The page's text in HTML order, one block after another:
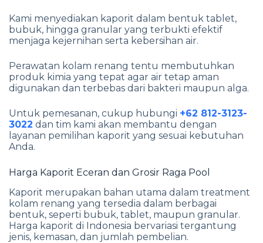
Kami menyediakan kaporit dalam bentuk tablet,
bubuk, hingga granular yang terbukti efektif
menjaga kejernihan serta kebersihan air.
Perawatan kolam renang tentu membutuhkan
produk kimia yang tepat agar air tetap aman
digunakan dan terbebas dari bakteri maupun alga.
Untuk pemesanan, cukup hubungi +62 812-3123-
3022 dan tim kami akan membantu dengan
layanan pemilihan kaporit yang sesuai kebutuhan
Anda.
Harga Kaporit Eceran dan Grosir Raga Pool
Kaporit merupakan bahan utama dalam treatment
kolam renang yang tersedia dalam berbagai
bentuk, seperti bubuk, tablet, maupun granular.
Harga kaporit di Indonesia bervariasi tergantung
jenis, kemasan, dan jumlah pembelian.